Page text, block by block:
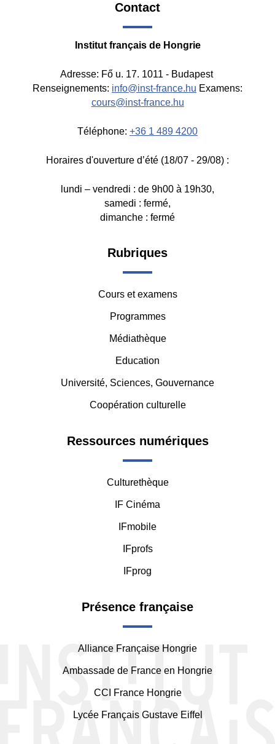
Contact
Institut français de Hongrie
Adresse: Fő u. 17. 1011 - Budapest
Renseignements: info@inst-france.hu Examens:
cours@inst-france.hu
Téléphone: +36 1 489 4200
Horaires d'ouverture d’été (18/07 - 29/08) :
lundi – vendredi : de 9h00 à 19h30,
samedi : fermé,
dimanche : fermé
Rubriques
Cours et examens
Programmes
Médiathèque
Education
Université, Sciences, Gouvernance
Coopération culturelle
Ressources numériques
Culturethèque
IF Cinéma
IFmobile
IFprofs
IFprog
Présence française
Alliance Française Hongrie
Ambassade de France en Hongrie
CCI France Hongrie
Lycée Français Gustave Eiffel